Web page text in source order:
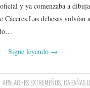
y ya comenzaba a
Cáceres.Las dehesas volvían
Sigue leyendo →
APALACHES EXTREMEÑOS, CABAÑAS